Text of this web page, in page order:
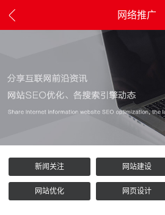
网络推广
新闻关注 网站建设
网站优化 网页设计